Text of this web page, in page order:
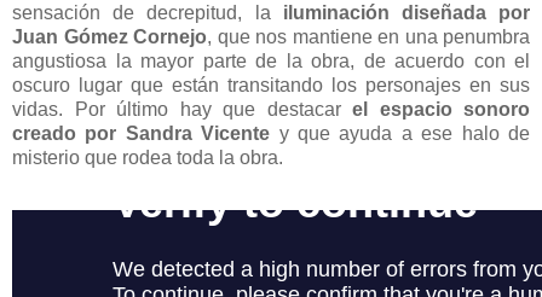
sensación de decrepitud, la iluminación diseñada por
Juan Gómez Cornejo, que nos mantiene en una penumbra
angustiosa la mayor parte de la obra, de acuerdo con el
oscuro lugar que están transitando los personajes en sus
vidas. Por último hay que destacar el espacio sonoro
creado por Sandra Vicente y que ayuda a ese halo de
misterio que rodea toda la obra.